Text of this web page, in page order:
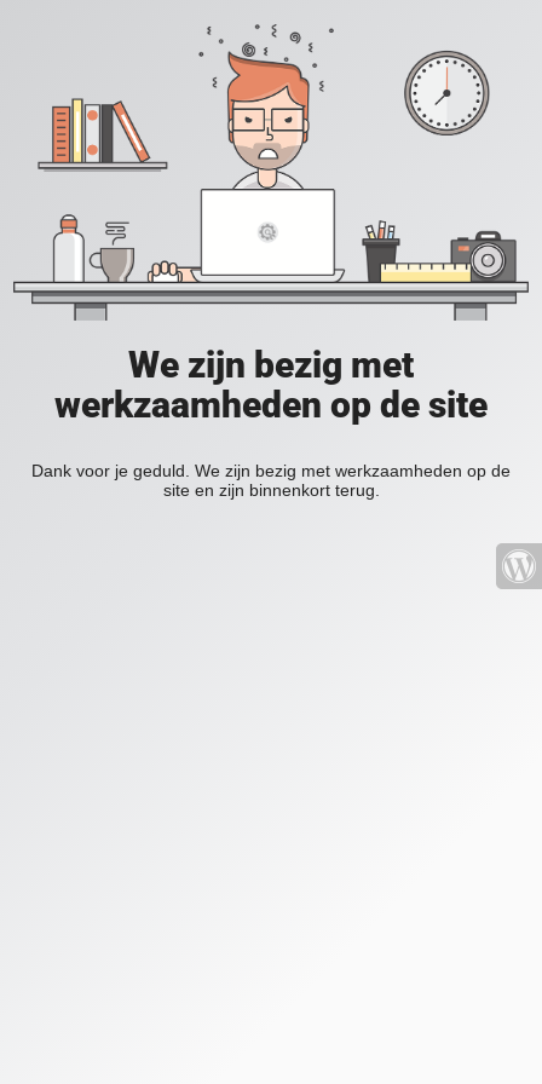
We zijn bezig met
werkzaamheden op de site
Dank voor je geduld. We zijn bezig met werkzaamheden op de
site en zijn binnenkort terug.